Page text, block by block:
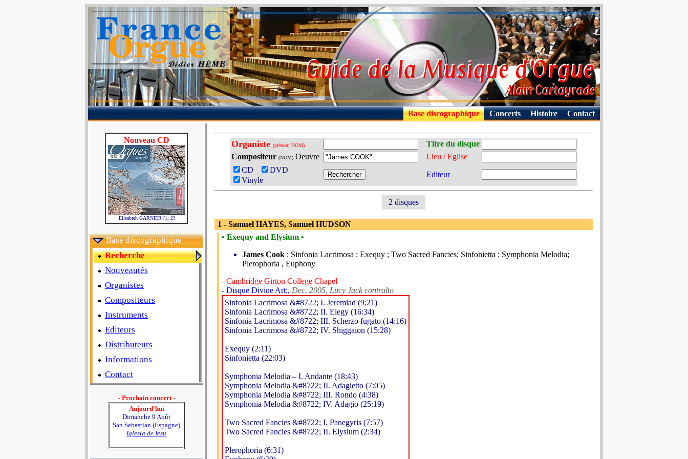
Base discographique Concerts Histoire Contact
Nouveau CD
Elisabeth GARNIER [1; 2]
Base discographique
Recherche
Nouveautés
Organistes
Compositeurs
Instruments
Editeurs
Distributeurs
Informations
Contact
- Prochain concert -
Aujourd'hui
Dimanche 9 Août
San Sebastian (Espagne)
Iglesia de Iesu
Organiste (prénom NOM)
Titre du disque
Compositeur (NOM)Oeuvre
Lieu / Eglise
CD
DVD
Vinyle
Editeur
2 disques
1 - Samuel HAYES, Samuel HUDSON
• Exequy and Elysium •
James Cook : Sinfonia Lacrimosa ; Exequy ; Two Sacred Fancies; Sinfonietta ; Symphonia Melodia;
Plerophoria , Euphony
- Cambridge Girton College Chapel
- Disque Divine Art;, Dec. 2005, Lucy Jack contralto
Sinfonia Lacrimosa &#8722; I. Jeremiad (9:21)
Sinfonia Lacrimosa &#8722; II. Elegy (16:34)
Sinfonia Lacrimosa &#8722; III. Scherzo fugato (14:16)
Sinfonia Lacrimosa &#8722; IV. Shiggaion (15:28)
Exequy (2:11)
Sinfonietta (22:03)
Symphonia Melodia – I. Andante (18:43)
Symphonia Melodia &#8722; II. Adagietto (7:05)
Symphonia Melodia &#8722; III. Rondo (4:38)
Symphonia Melodia &#8722; IV. Adagio (25:19)
Two Sacred Fancies &#8722; I. Panegyris (7:57)
Two Sacred Fancies &#8722; II. Elysium (2:34)
Plerophoria (6:31)